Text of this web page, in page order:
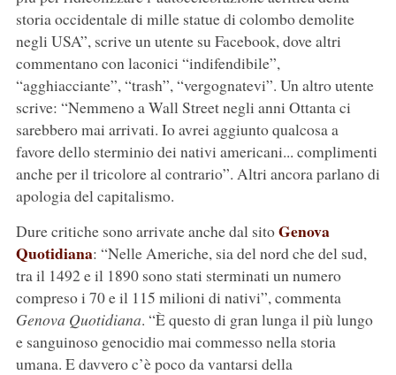
storia occidentale di mille statue di colombo demolite
negli USA”, scrive un utente su Facebook, dove altri
commentano con laconici “indifendibile”,
“agghiacciante”, “trash”, “vergognatevi”. Un altro utente
scrive: “Nemmeno a Wall Street negli anni Ottanta ci
sarebbero mai arrivati. Io avrei aggiunto qualcosa a
favore dello sterminio dei nativi americani... complimenti
anche per il tricolore al contrario”. Altri ancora parlano di
apologia del capitalismo.
Dure critiche sono arrivate anche dal sitoGenova
Quotidiana: “Nelle Americhe, sia del nord che del sud,
tra il 1492 e il 1890 sono stati sterminati un numero
compreso i 70 e il 115 milioni di nativi”, commenta
Genova Quotidiana. “È questo di gran lunga il più lungo
e sanguinoso genocidio mai commesso nella storia
umana. E davvero c’è poco da vantarsi della